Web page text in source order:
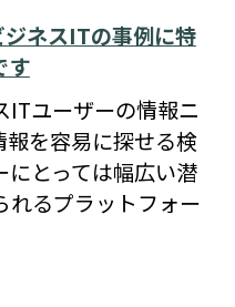
ネスITの事例に特
す
ITユーザーの情報ニ
報を容易に探せる検
とっては幅広い潜
れるプラットフォー